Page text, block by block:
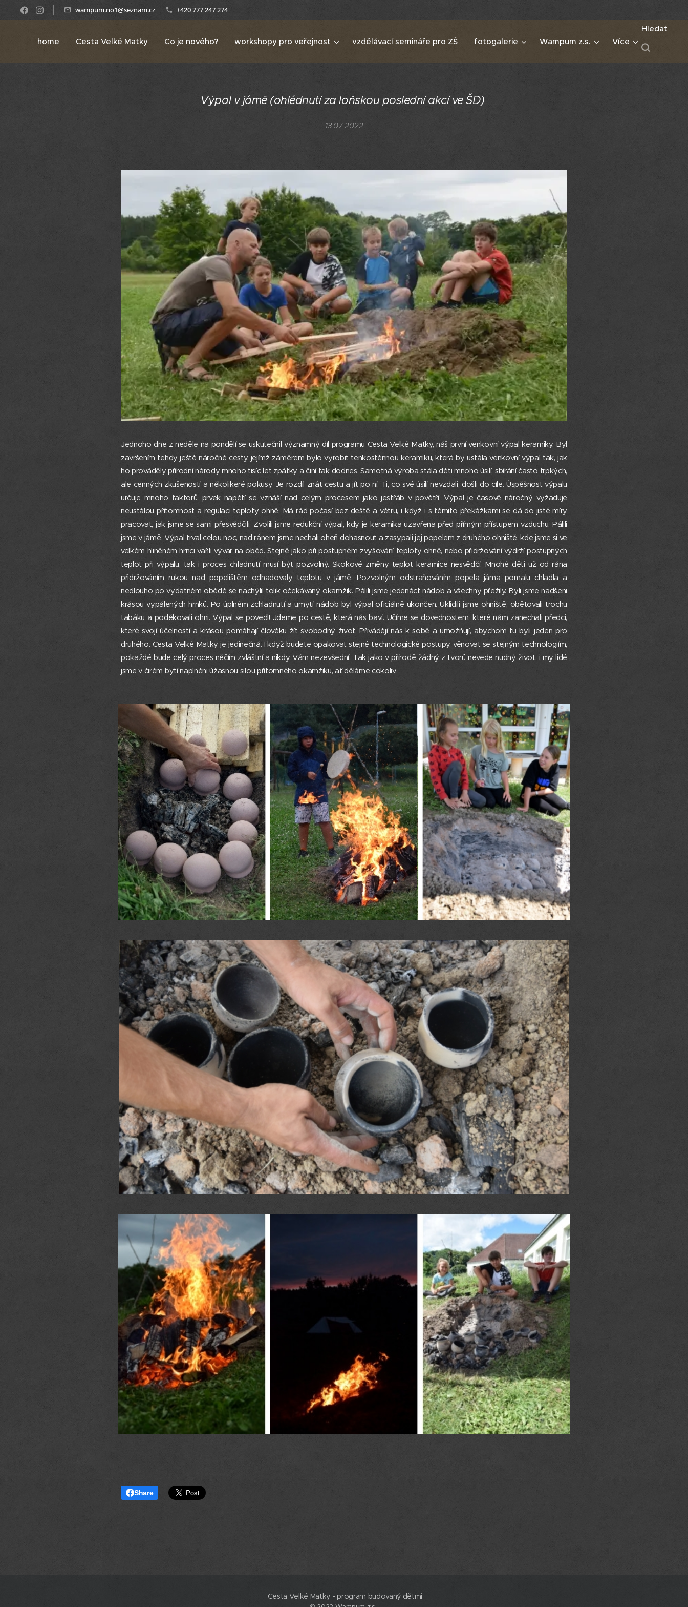
wampum.no1@seznam.cz +420 777 247 274
home Cesta Velké Matky Co je nového? workshopy pro veřejnost vzdělávací semináře pro ZŠ fotogalerie Wampum z.s. Více
Hledat
Výpal v jámě (ohlédnutí za loňskou poslední akcí ve ŠD)
13.07.2022
Jednoho dne z neděle na pondělí se uskutečnil významný díl programu Cesta Velké Matky, náš první venkovní výpal keramiky. Byl
završením tehdy ještě náročné cesty, jejímž záměrem bylo vyrobit tenkostěnnou keramiku, která by ustála venkovní výpal tak, jak
ho prováděly přírodní národy mnoho tisíc let zpátky a činí tak dodnes. Samotná výroba stála děti mnoho úsilí, sbírání často trpkých,
ale cenných zkušeností a několikeré pokusy. Je rozdíl znát cestu a jít po ní. Ti, co své úsilí nevzdali, došli do cíle. Úspěšnost výpalu
určuje mnoho faktorů, prvek napětí se vznáší nad celým procesem jako jestřáb v povětří. Výpal je časově náročný, vyžaduje
neustálou přítomnost a regulaci teploty ohně. Má rád počasí bez deště a větru, i když i s těmito překážkami se dá do jisté míry
pracovat, jak jsme se sami přesvědčili. Zvolili jsme redukční výpal, kdy je keramika uzavřena před přímým přístupem vzduchu. Pálili
jsme v jámě. Výpal trval celou noc, nad ránem jsme nechali oheň dohasnout a zasypali jej popelem z druhého ohniště, kde jsme si ve
velkém hliněném hrnci vařili vývar na oběd. Stejně jako při postupném zvyšování teploty ohně, nebo přidržování výdrží postupných
teplot při výpalu, tak i proces chladnutí musí být pozvolný. Skokové změny teplot keramice nesvědčí. Mnohé děti už od rána
přidržováním rukou nad popelištěm odhadovaly teplotu v jámě. Pozvolným odstraňováním popela jáma pomalu chladla a
nedlouho po vydatném obědě se nachýlil tolik očekávaný okamžik. Pálili jsme jedenáct nádob a všechny přežily. Byli jsme nadšeni
krásou vypálených hrnků. Po úplném zchladnutí a umytí nádob byl výpal oficiálně ukončen. Uklidili jsme ohniště, obětovali trochu
tabáku a poděkovali ohni. Výpal se povedl! Jdeme po cestě, která nás baví. Učíme se dovednostem, které nám zanechali předci,
které svojí účelností a krásou pomáhají člověku žít svobodný život. Přivádějí nás k sobě a umožňují, abychom tu byli jeden pro
druhého. Cesta Velké Matky je jedinečná. I když budete opakovat stejné technologické postupy, věnovat se stejným technologiím,
pokaždé bude celý proces něčím zvláštní a nikdy Vám nezevšední. Tak jako v přírodě žádný z tvorů nevede nudný život, i my lidé
jsme v čirém bytí naplněni úžasnou silou přítomného okamžiku, ať děláme cokoliv.
Share
Cesta Velké Matky - program budovaný dětmi